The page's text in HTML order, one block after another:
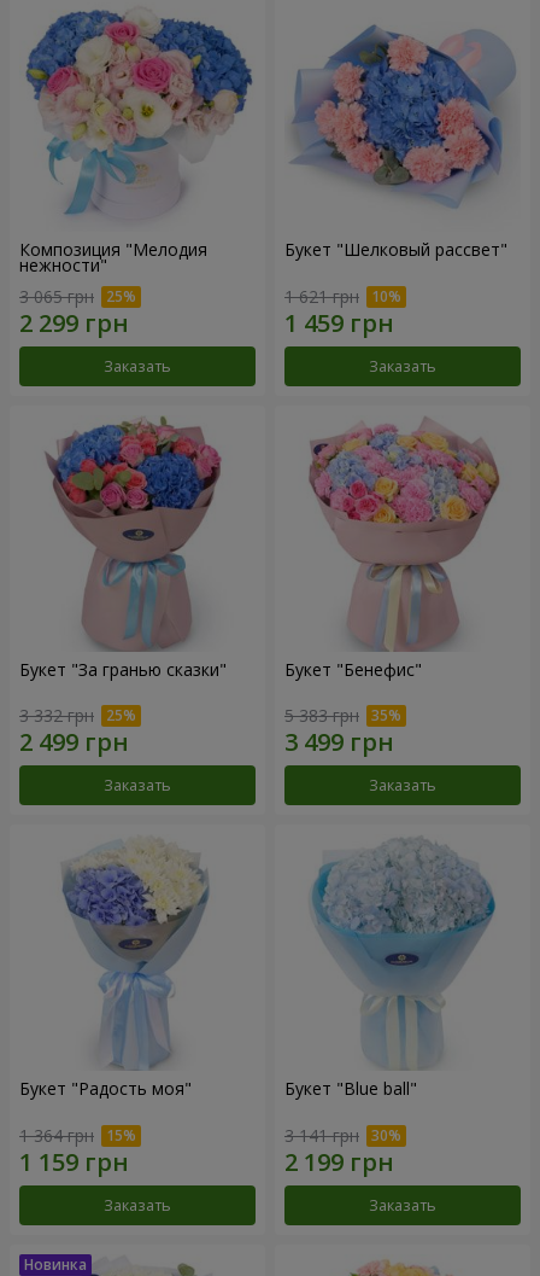
Композиция "Мелодия
нежности"
3 065 грн
Заказать
Букет "Шелковый рассвет"
1 621 грн
Заказать
Букет "За гранью сказки"
3 332 грн
Заказать
Букет "Бенефис"
5 383 грн
Заказать
Букет "Радость моя"
1 364 грн
Заказать
Букет "Blue ball"
3 141 грн
Заказать